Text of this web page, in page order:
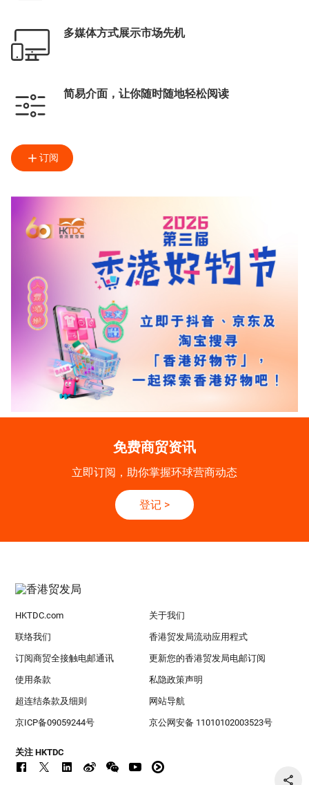
多媒体方式展示市场先机
简易介面，让你随时随地轻松阅读
订阅
免费商贸资讯
立即订阅，助你掌握环球营商动态
登记 >
HKTDC.com 关于我们
联络我们 香港贸发局流动应用程式
订阅商贸全接触电邮通讯 更新您的香港贸发局电邮订阅
使用条款 私隐政策声明
超连结条款及细则 网站导航
京ICP备09059244号 京公网安备 11010102003523号
关注 HKTDC